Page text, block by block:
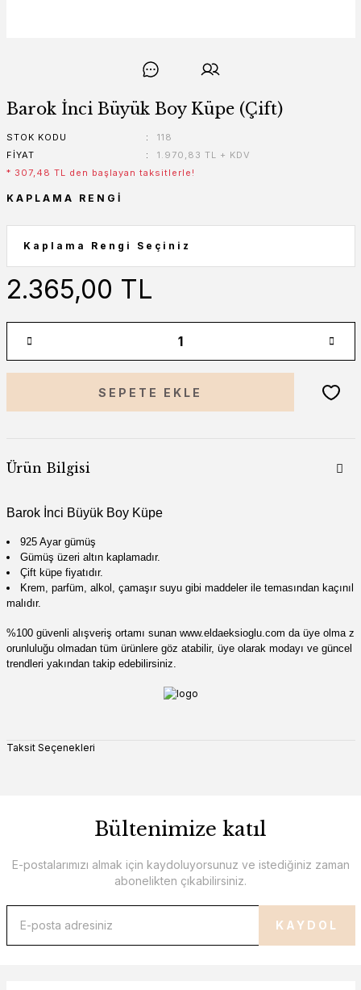
Barok İnci Büyük Boy Küpe (Çift)
STOK KODU
118
FIYAT
1.970,83 TL + KDV
* 307,48 TL den başlayan taksitlerle!
KAPLAMA RENGI
2.365,00 TL
SEPETE EKLE
Ürün Bilgisi
Barok İnci Büyük Boy Küpe
925 Ayar gümüş
Gümüş üzeri altın kaplamadır.
Çift küpe fiyatıdır.
Krem, parfüm, alkol, çamaşır suyu gibi maddeler ile temasından kaçınıl
malıdır.
%100 güvenli alışveriş ortamı sunan www.eldaeksioglu.com da üye olma z
orunluluğu olmadan tüm ürünlere göz atabilir, üye olarak modayı ve güncel
trendleri yakından takip edebilirsiniz.
Taksit Seçenekleri
Bültenimize katıl
E-postalarımızı almak için kaydoluyorsunuz ve istediğiniz zaman
abonelikten çıkabilirsiniz.
KAYDOL